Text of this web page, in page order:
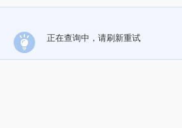
正在查询中，请刷新重试